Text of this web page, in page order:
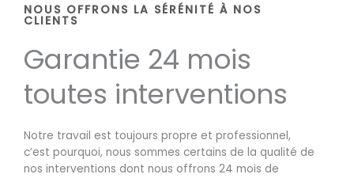
NOUS OFFRONS LA SÉRÉNITÉ À NOS
CLIENTS
Garantie 24 mois
toutes interventions
Notre travail est toujours propre et professionnel,
c’est pourquoi, nous sommes certains de la qualité de
nos interventions dont nous offrons 24 mois de